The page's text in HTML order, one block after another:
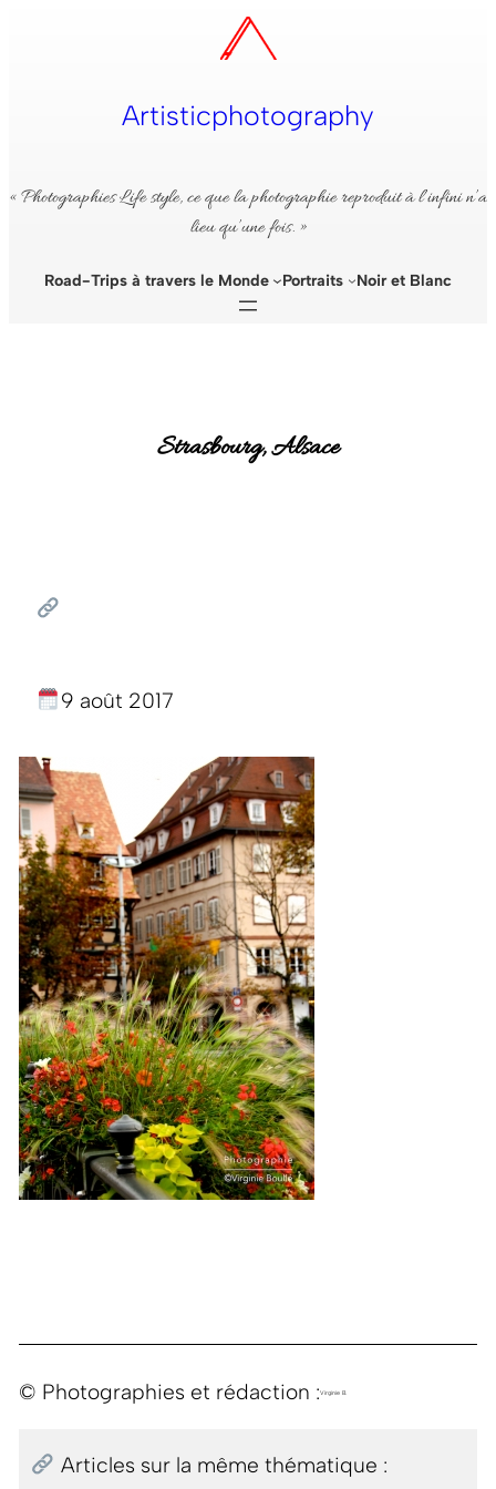
Artisticphotography
« Photographies Life style, ce que la photographie reproduit à l’infini n’a
lieu qu’une fois. »
Road-Trips à travers le Monde Portraits Noir et Blanc
Strasbourg, Alsace
9 août 2017
© Photographies et rédaction :Virginie B.
Articles sur la même thématique :